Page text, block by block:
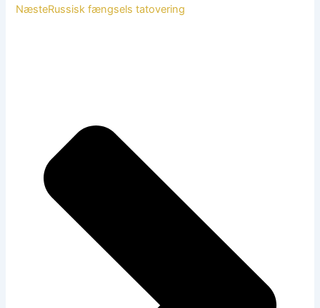
NæsteRussisk fængsels tatovering